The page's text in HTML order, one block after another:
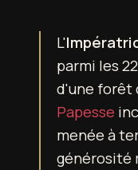
L'
parmi les 22
d'une forêt
Papesse
menée à
générosité